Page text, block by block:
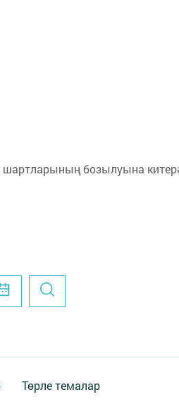
шартларының бозылуына
Төрле темалар